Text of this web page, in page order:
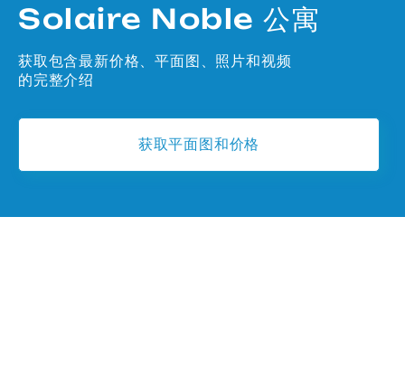
Solaire Noble 公寓
获取包含最新价格、平面图、照片和视频
的完整介绍
获取平面图和价格